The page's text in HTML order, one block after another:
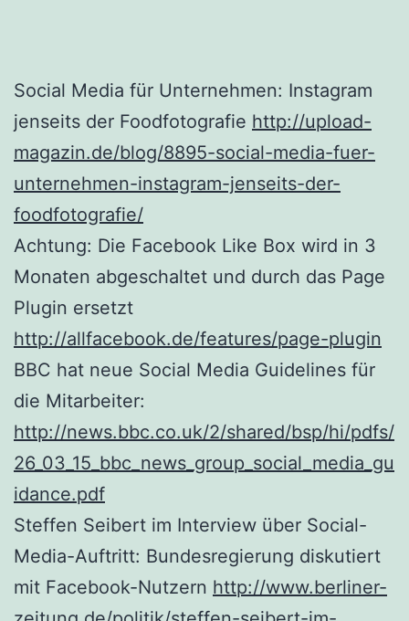
Social Media für Unternehmen: Instagram
jenseits der Foodfotografie http://upload-
magazin.de/blog/8895-social-media-fuer-
unternehmen-instagram-jenseits-der-
foodfotografie/
Achtung: Die Facebook Like Box wird in 3
Monaten abgeschaltet und durch das Page
Plugin ersetzt
http://allfacebook.de/features/page-plugin
BBC hat neue Social Media Guidelines für
die Mitarbeiter:
http://news.bbc.co.uk/2/shared/bsp/hi/pdfs/
26_03_15_bbc_news_group_social_media_gu
idance.pdf
Steffen Seibert im Interview über Social-
Media-Auftritt: Bundesregierung diskutiert
mit Facebook-Nutzern http://www.berliner-